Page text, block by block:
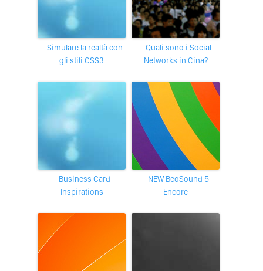
Simulare la realtà con
gli stili CSS3
Quali sono i Social
Networks in Cina?
Business Card
Inspirations
NEW BeoSound 5
Encore